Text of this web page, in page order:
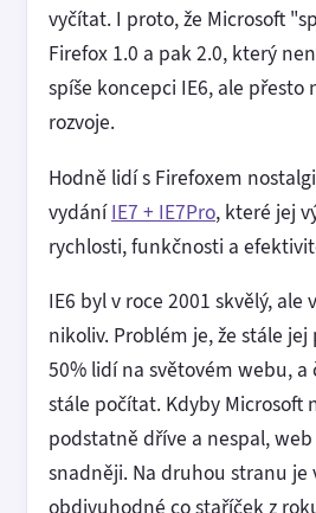
vyčítat. I proto, že Microsoft
Firefox 1.0 a pak 2.0, který
spíše koncepci IE6, ale přesto
rozvoje.
Hodně lidí s Firefoxem
vydáníIE7 + IE7Pro, které jej
rychlosti, funkčnosti a
IE6 byl v roce 2001 skvělý, ale
nikoliv. Problém je, že stále
50% lidí na světovém webu,
stále počítat. Kdyby Microsoft
podstatně dříve a nespal,
snadněji. Na druhou stranu je
obdivuhodné co staříček z